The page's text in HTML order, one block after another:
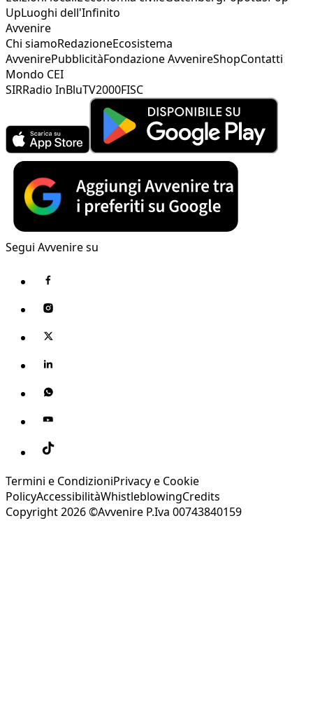
UpLuoghi dell'Infinito
Avvenire
Chi siamoRedazioneEcosistema
AvvenirePubblicitàFondazione AvvenireShopContatti
Mondo CEI
SIRRadio InBluTV2000FISC
Segui Avvenire su
Termini e CondizioniPrivacy e Cookie
PolicyAccessibilitàWhistleblowingCredits
Copyright 2026 ©Avvenire P.Iva 00743840159